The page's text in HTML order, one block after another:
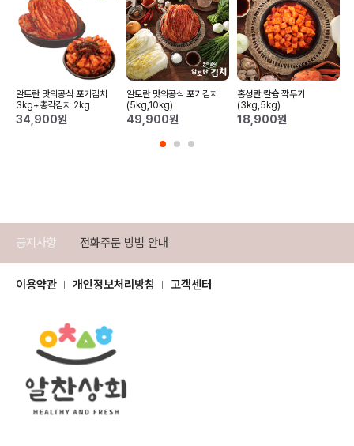
알토란 맛의공식 포기김치
3kg+총각김치 2kg
34,900원
알토란 맛의공식 포기김치
(5kg,10kg)
49,900원
홍성란 칼슘 깍두기
(3kg,5kg)
18,900원
공지사항 전화주문 방법 안내
이용약관 개인정보처리방침 고객센터